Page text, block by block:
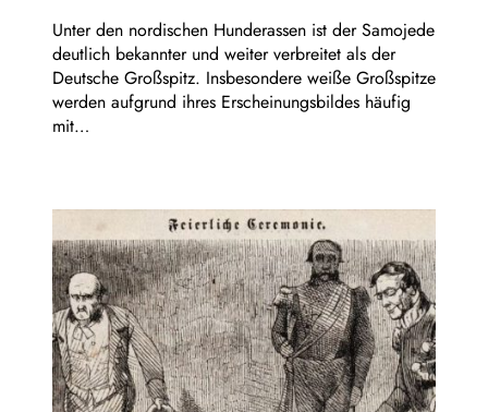
Unter den nordischen Hunderassen ist der Samojede
deutlich bekannter und weiter verbreitet als der
Deutsche Großspitz. Insbesondere weiße Großspitze
werden aufgrund ihres Erscheinungsbildes häufig
mit…